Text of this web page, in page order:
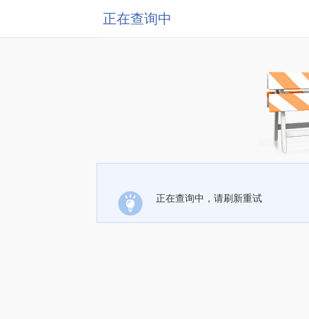
正在查询中
正在查询中，请刷新重试